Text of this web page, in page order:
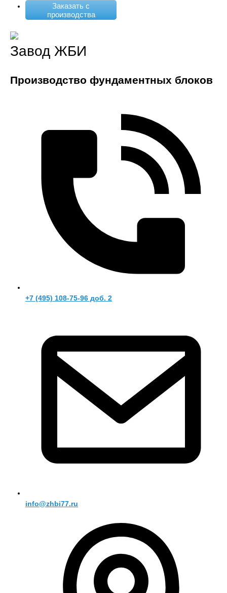
Заказать с
производства
Завод ЖБИ
Производство фундаментных блоков
+7 (495) 108-75-96 доб. 2
info@zhbi77.ru